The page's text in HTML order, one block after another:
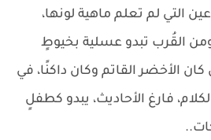
التي لم تعلم ماهية لونها،
القُرب تبدو عسلية بخيوطٍ
الأخضر القاتم وكان داكنًا، في
فارغ الأحاديث، يبدو كطفلٍ